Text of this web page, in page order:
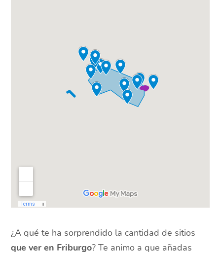
¿A qué te ha sorprendido la cantidad de sitios
que ver en Friburgo? Te animo a que añadas